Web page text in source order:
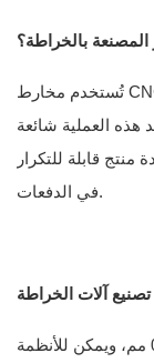
تُستخدم مخارط CNC لقطع المواد من المخزون الدوار، مما ينتج عنه
هذه العملية شائعة
منتج قابلة للتكرار
في الدفعات.
تتراوح التفاوتات النموذجية بين 0.025 و0.005 مم، ويمكن للأنظمة